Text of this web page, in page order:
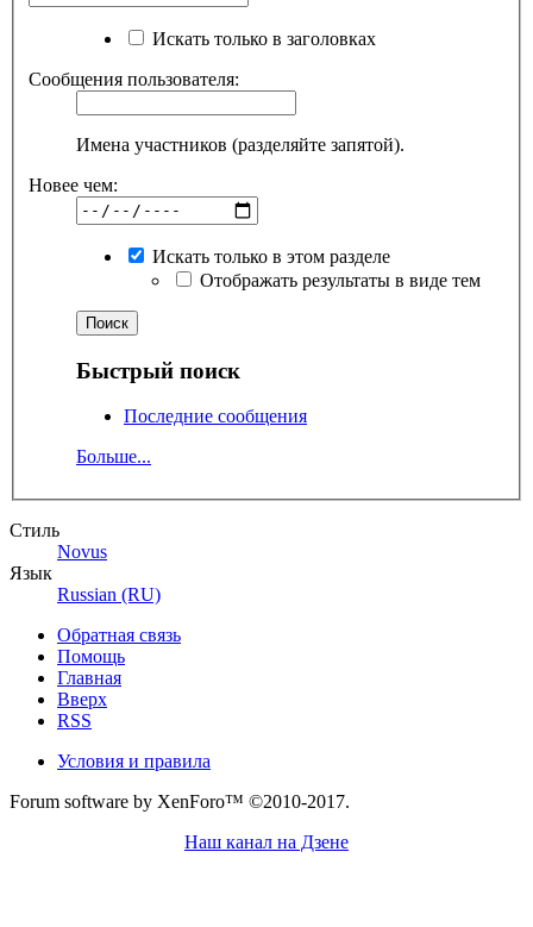
Искать только в заголовках
Сообщения пользователя:
Имена участников (разделяйте запятой).
Новее чем:
Искать только в этом разделе
Отображать результаты в виде тем
Быстрый поиск
Последние сообщения
Больше...
Стиль
Novus
Язык
Russian (RU)
Обратная связь
Помощь
Главная
Вверх
RSS
Условия и правила
Forum software by XenForo™ ©2010-2017.
Наш канал на Дзене